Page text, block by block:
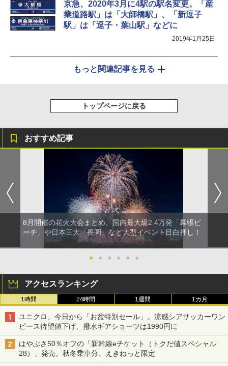
京急、2020年3月に4駅の駅名変更。「産
業道路駅」は「大師橋駅」、「新逗子
駅」は「逗子・葉山駅」などに
2019年1月25日
もっと関連記事を見る
トップページに戻る
おすすめ記事
8月開催の花火大会まとめ。国内最大級2.4万発「幕張ビ
ーチ」や日本三大「長岡」など大型イベント目白押し！
● ● ● ● ● ●
アクセスランキング
1時間 24時間 1週間 1カ月
ユニクロ、今日から「お盆特別セール」。涼感シアサッカーワン
ピース待望値下げ、撥水ギアショーツは1990円に
はやぶさ50％オフの「新幹線eチケット（トクだ値スペシャル
28）」発売。秋冬乗車分、えきねっと限定